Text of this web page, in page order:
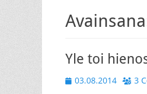
Yle toi
Posted
03.08.2014 3